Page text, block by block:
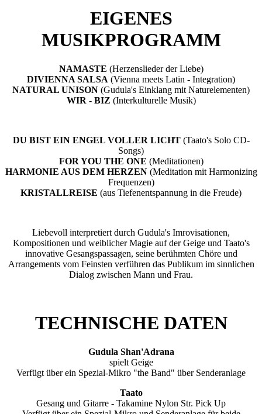
EIGENES
MUSIKPROGRAMM
NAMASTE (Herzenslieder der Liebe)
DIVIENNA SALSA (Vienna meets Latin - Integration)
NATURAL UNISON (Gudula's Einklang mit Naturelementen)
WIR - BIZ (Interkulturelle Musik)
DU BIST EIN ENGEL VOLLER LICHT(Taato's Solo CD-
Songs)
FOR YOU THE ONE (Meditationen)
HARMONIE AUS DEM HERZEN(Meditation mit Harmonizing
Frequenzen)
KRISTALLREISE (aus Tiefenentspannung in die Freude)
Liebevoll interpretiert durch Gudula's Imrovisationen,
Kompositionen und weiblicher Magie auf der Geige und Taato's
innovative Gesangspassagen, seine berühmten Chöre und
Arrangements vom Feinsten verführen das Publikum im sinnlichen
Dialog zwischen Mann und Frau.
TECHNISCHE DATEN
Gudula Shan'Adrana
spielt Geige
Verfügt über ein Spezial-Mikro "the Band" über Senderanlage
Taato
Gesang und Gitarre - Takamine Nylon Str. Pick Up